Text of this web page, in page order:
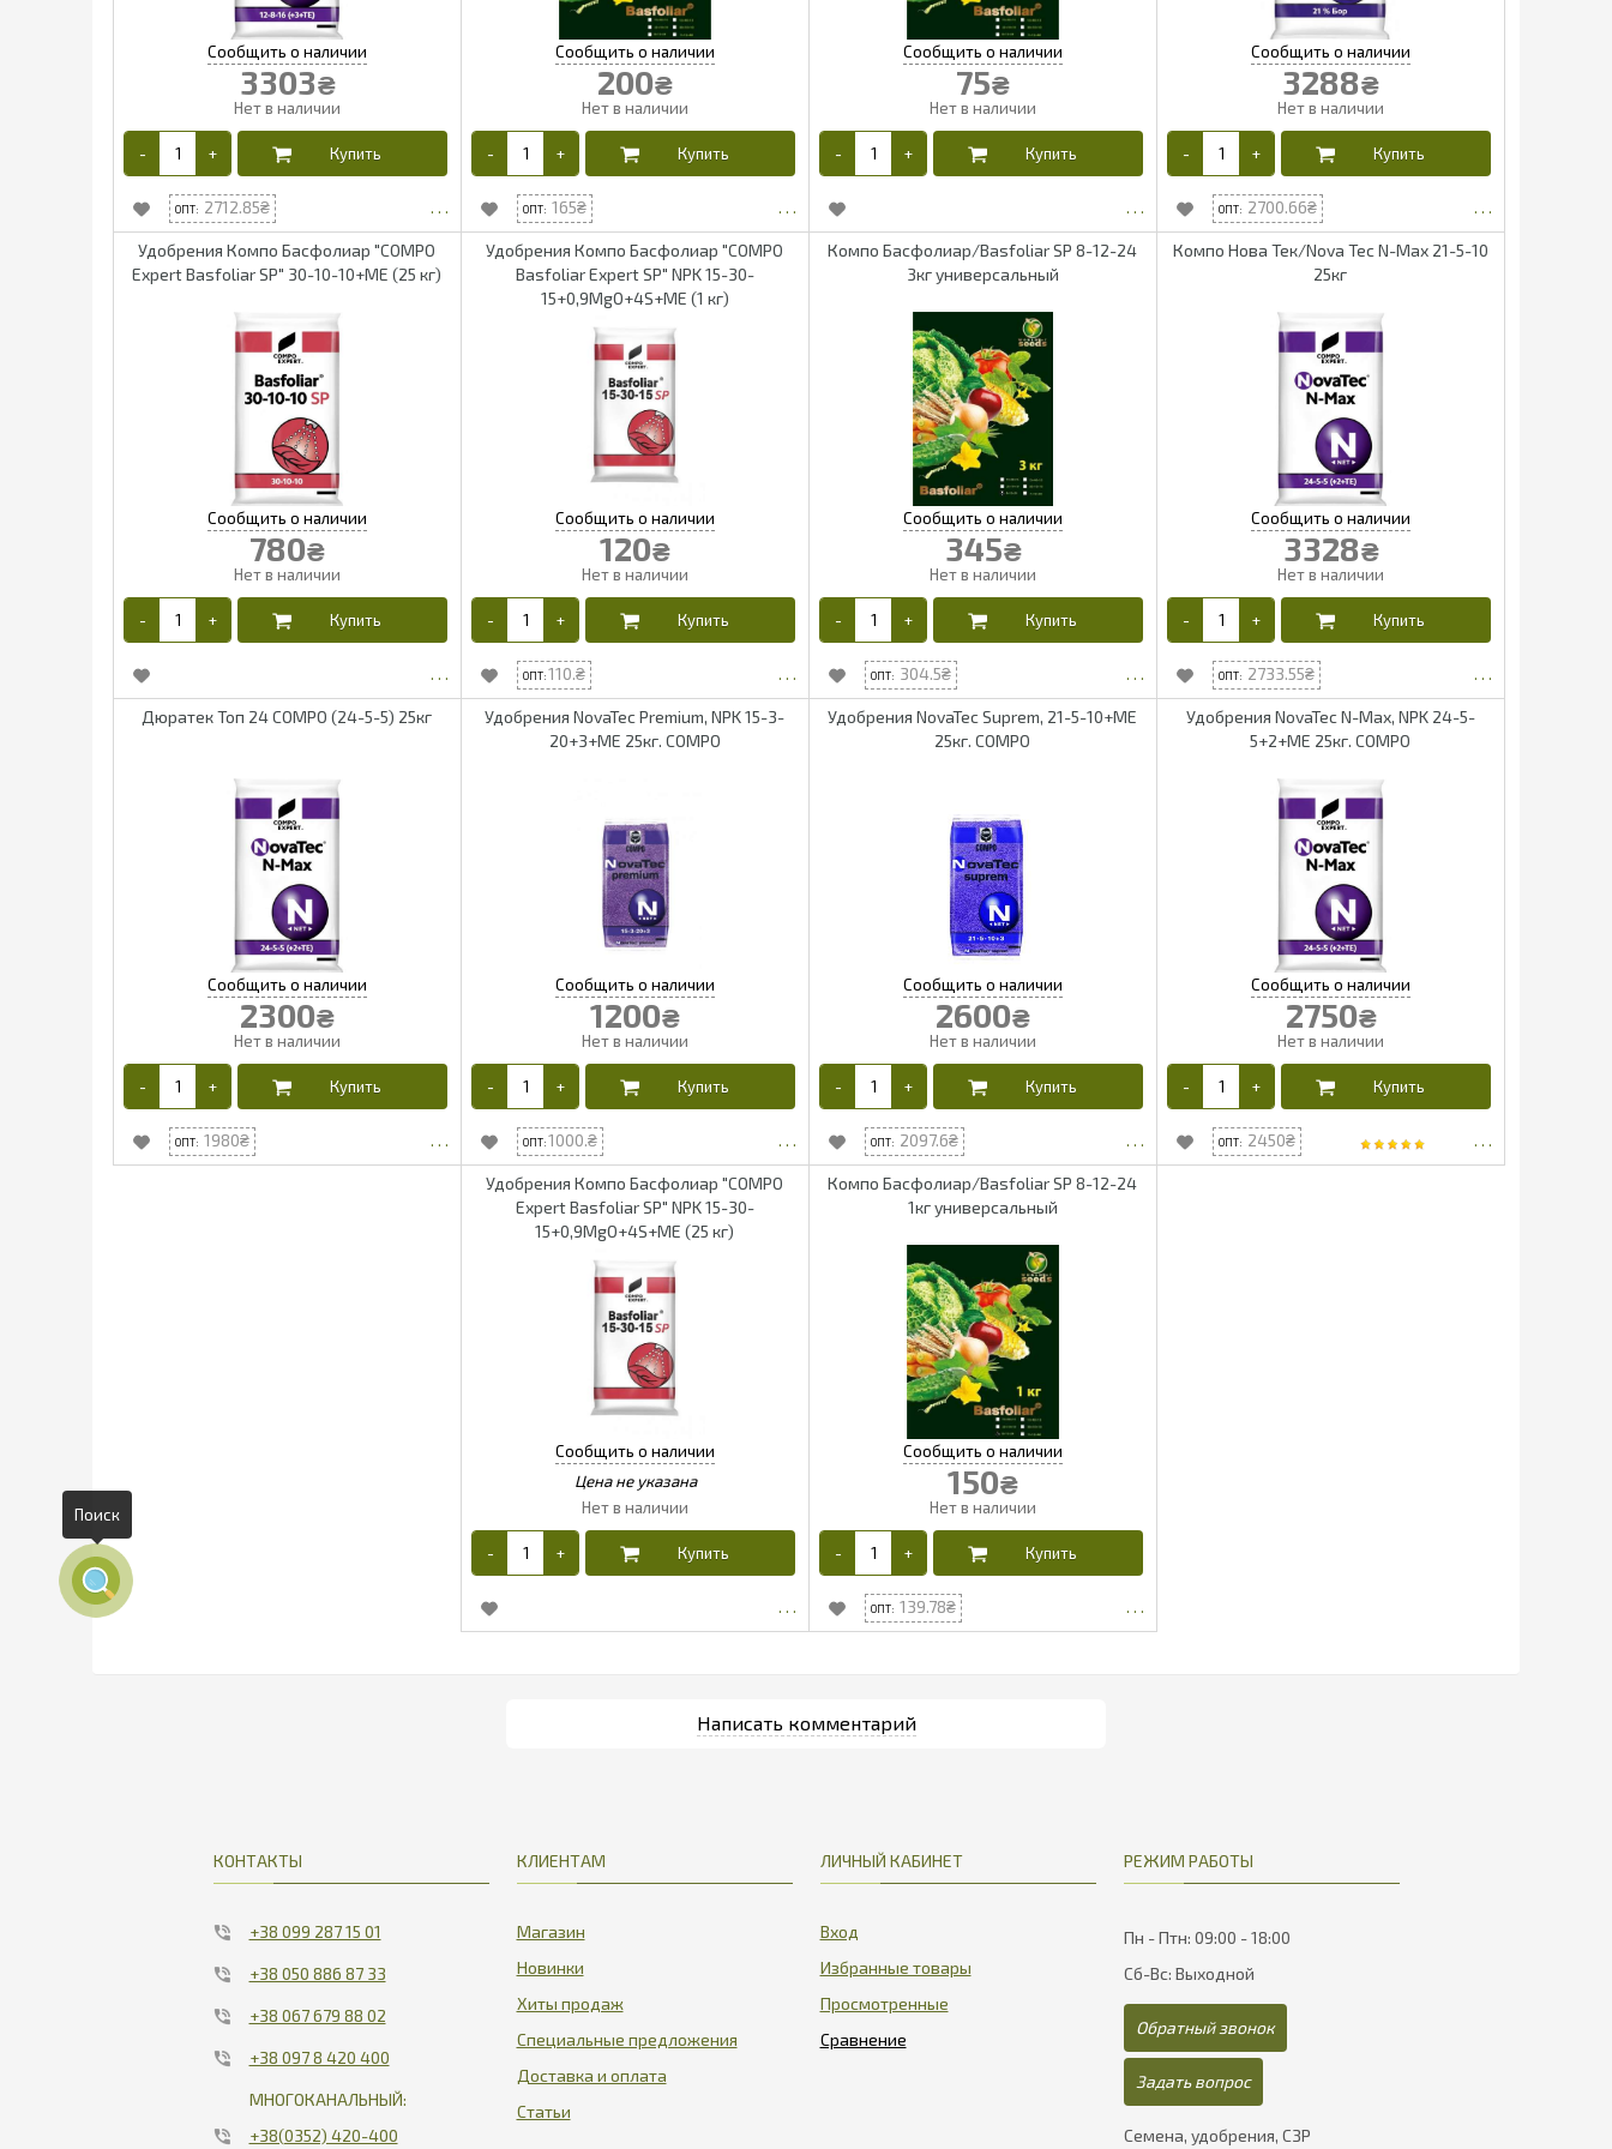
3303₴
2712.85
200₴
165
75₴ 3288₴
2700.66
Удобрения Компо Басфолиар "COMPO
Expert Basfoliar SP" 30-10-10+ME (25 кг)
780₴
Удобрения Компо Басфолиар "COMPO
Basfoliar Expert SP" NPK 15-30-
15+0,9MgO+4S+ME (1 кг)
120₴
110.
Компо Басфолиар/Basfoliar SP 8-12-24
3кг универсальный
345₴
304.5
Компо Нова Тек/Nova Tec N-Max 21-5-10
25кг
3328₴
2733.55
Дюратек Топ 24 COMPO (24-5-5) 25кг
2300₴
1980
Удобрения NovaTec Premium, NPK 15-3-
20+3+ME 25кг. COMPO
1200₴
1000.
Удобрения NovaTec Suprem, 21-5-10+ME
25кг. COMPO
2600₴
2097.6
Удобрения NovaTec N-Max, NPK 24-5-
5+2+ME 25кг. COMPO
2750₴
2450
Удобрения Компо Басфолиар "COMPO
Expert Basfoliar SP" NPK 15-30-
15+0,9MgO+4S+ME (25 кг)
Компо Басфолиар/Basfoliar SP 8-12-24
1кг универсальный
150₴
139.78
КОНТАКТЫ
+38 099 287 15 01
+38 050 886 87 33
+38 067 679 88 02
+38 097 8 420 400
МНОГОКАНАЛЬНЫЙ:
+38(0352) 420-400
КЛИЕНТАМ
Магазин
Новинки
Хиты продаж
Специальные предложения
Доставка и оплата
Статьи
ЛИЧНЫЙ КАБИНЕТ
Вход
Избранные товары
Просмотренные
РЕЖИМ РАБОТЫ
Пн - Птн: 09:00 - 18:00
Сб-Вс: Выходной
Обратный звонок
Задать вопрос
Семена, удобрения, СЗР
Поиск